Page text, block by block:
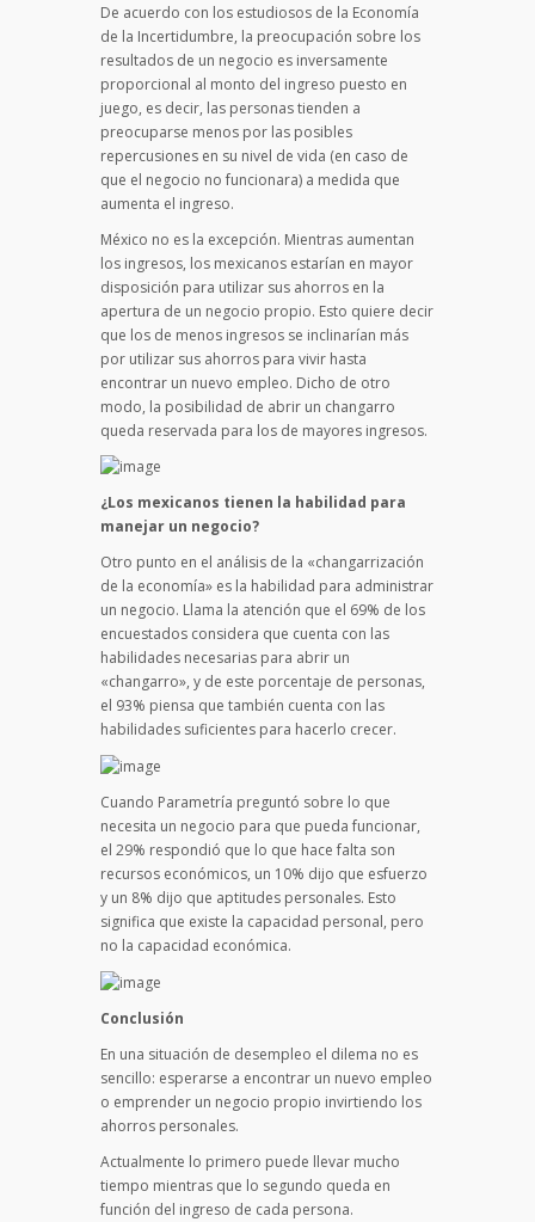
De acuerdo con los estudiosos de la Economía
de la Incertidumbre, la preocupación sobre los
resultados de un negocio es inversamente
proporcional al monto del ingreso puesto en
juego, es decir, las personas tienden a
preocuparse menos por las posibles
repercusiones en su nivel de vida (en caso de
que el negocio no funcionara) a medida que
aumenta el ingreso.
México no es la excepción. Mientras aumentan
los ingresos, los mexicanos estarían en mayor
disposición para utilizar sus ahorros en la
apertura de un negocio propio. Esto quiere decir
que los de menos ingresos se inclinarían más
por utilizar sus ahorros para vivir hasta
encontrar un nuevo empleo. Dicho de otro
modo, la posibilidad de abrir un changarro
queda reservada para los de mayores ingresos.
¿Los mexicanos tienen la habilidad para
manejar un negocio?
Otro punto en el análisis de la «changarrización
de la economía» es la habilidad para administrar
un negocio. Llama la atención que el 69% de los
encuestados considera que cuenta con las
habilidades necesarias para abrir un
«changarro», y de este porcentaje de personas,
el 93% piensa que también cuenta con las
habilidades suficientes para hacerlo crecer.
Cuando Parametría preguntó sobre lo que
necesita un negocio para que pueda funcionar,
el 29% respondió que lo que hace falta son
recursos económicos, un 10% dijo que esfuerzo
y un 8% dijo que aptitudes personales. Esto
significa que existe la capacidad personal, pero
no la capacidad económica.
Conclusión
En una situación de desempleo el dilema no es
sencillo: esperarse a encontrar un nuevo empleo
o emprender un negocio propio invirtiendo los
ahorros personales.
Actualmente lo primero puede llevar mucho
tiempo mientras que lo segundo queda en
función del ingreso de cada persona.